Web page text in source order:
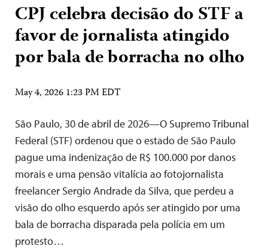
CPJ celebra decisão do STF a
favor de jornalista atingido
por bala de borracha no olho
May 4, 2026 1:23 PM EDT
São Paulo, 30 de abril de 2026—O Supremo Tribunal
Federal (STF) ordenou que o estado de São Paulo
pague uma indenização de R$ 100.000 por danos
morais e uma pensão vitalícia ao fotojornalista
freelancer Sergio Andrade da Silva, que perdeu a
visão do olho esquerdo após ser atingido por uma
bala de borracha disparada pela polícia em um
protesto…